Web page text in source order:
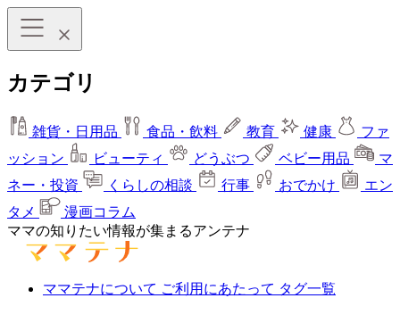
カテゴリ
雑貨・日用品 食品・飲料 教育 健康
ファ
ッション
ビューティ どうぶつ ベビー用品
マ
ネー・投資
くらしの相談 行事 おでかけ
エン
タメ
漫画コラム
ママの知りたい情報が集まるアンテナ
ママテナについて ご利用にあたって タグ一覧